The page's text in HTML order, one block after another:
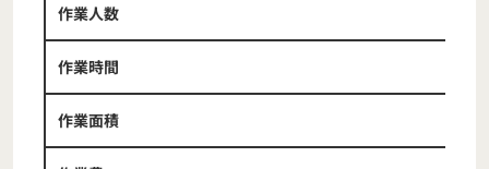
作業人数
作業時間
作業面積